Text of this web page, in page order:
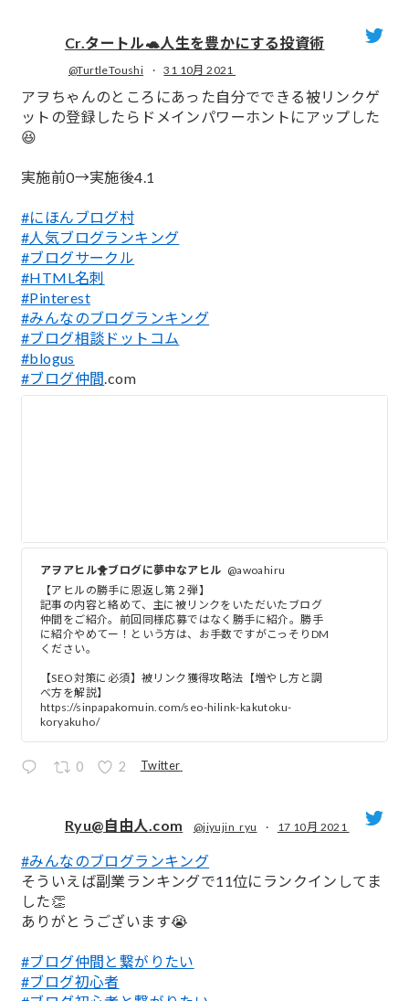
Cr.タートル🐢人生を豊かにする投資術
@TurtleToushi · 31 10月 2021
アヲちゃんのところにあった自分でできる被リンクゲ
ットの登録したらドメインパワーホントにアップした
😆
実施前0→実施後4.1
#にほんブログ村
#人気ブログランキング
#ブログサークル
#HTML名刺
#Pinterest
#みんなのブログランキング
#ブログ相談ドットコム
#blogus
#ブログ仲間 .com
アヲアヒル🐥ブログに夢中なアヒル @awoahiru
【アヒルの勝手に恩返し第２弾】
記事の内容と絡めて、主に被リンクをいただいたブログ
仲間をご紹介。前回同様応募ではなく勝手に紹介。勝手
に紹介やめてー！という方は、お手数ですがこっそりDM
ください。
【SEO対策に必須】被リンク獲得攻略法【増やし方と調
べ方を解説】
https://sinpapakomuin.com/seo-hilink-kakutoku-
koryakuho/
0 2 Twitter
;
Ryu@自由人.com @jiyujin_ryu · 17 10月 2021
#みんなのブログランキング
そういえば副業ランキングで11位にランクインしてま
した👏
ありがとうございます😭
#ブログ仲間と繋がりたい
#ブログ初心者